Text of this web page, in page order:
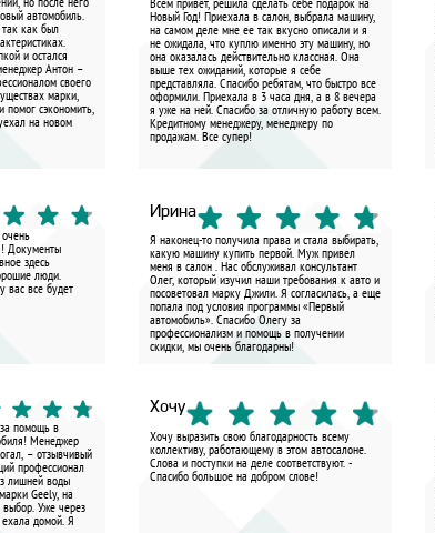
автомобиль.
как был
и остался
Антон –
своего
марки,
помог сэкономить,
на новом
Новый Год! Приехала в салон, выбрала машину,
на самом деле мне ее так вкусно описали и я
не ожидала, что куплю именно эту машину, но
она оказалась действительно классная. Она
выше тех ожиданий, которые я себе
представляла. Спасибо ребятам, что быстро все
оформили. Приехала в 3 часа дня, а в 8 вечера
я уже на ней. Спасибо за отличную работу всем.
Кредитному менеджеру, менеджеру по
продажам. Все супер!
Документы
здесь
люди.
вас все будет
Ирина
Я наконец-то получила права и стала выбирать,
какую машину купить первой. Муж привел
меня в салон . Нас обслуживал консультант
Олег, который изучил наши требования к авто и
посоветовал марку Джили. Я согласилась, а еще
попала под условия программы «Первый
автомобиль». Спасибо Олегу за
профессионализм и помощь в получении
скидки, мы очень благодарны!
помощь в
Менеджер
– отзывчивый
профессионал
лишней воды
Geely, на
выбор. Уже через
домой. Я
Хочу
Хочу выразить свою благодарность всему
коллективу, работающему в этом автосалоне.
Слова и поступки на деле соответствуют. -
Спасибо большое на добром слове!